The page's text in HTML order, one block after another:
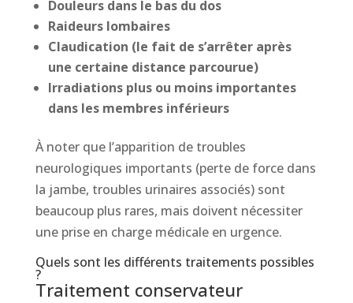
Douleurs dans le bas du dos
Raideurs lombaires
Claudication (le fait de s’arrêter après
une certaine distance parcourue)
Irradiations plus ou moins importantes
dans les membres inférieurs
À noter que l’apparition de troubles
neurologiques importants (perte de force dans
la jambe, troubles urinaires associés) sont
beaucoup plus rares, mais doivent nécessiter
une prise en charge médicale en urgence.
Quels sont les différents traitements possibles
?
Traitement conservateur